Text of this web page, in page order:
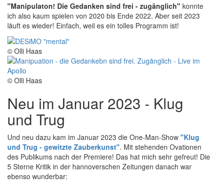
"Manipulaton! Die Gedanken sind frei - zugänglich" konnte
ich also kaum spielen von 2020 bis Ende 2022. Aber seit 2023
läuft es wieder! Einfach, weil es ein tolles Programm ist!
© Olli Haas
© Olli Haas
Neu im Januar 2023 - Klug
und Trug
Und neu dazu kam im Januar 2023 die One-Man-Show "Klug
und Trug - gewitzte Zauberkunst". Mit stehenden Ovationen
des Publikums nach der Premiere! Das hat mich sehr gefreut! Die
5 Sterne Kritik in der hannoverschen Zeitungen danach war
ebenso wunderbar: